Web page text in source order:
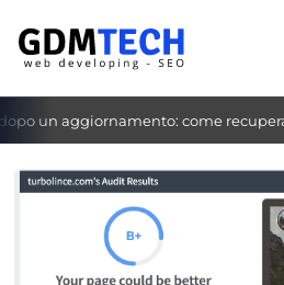
un aggiornamento: come recuperarlo
‹